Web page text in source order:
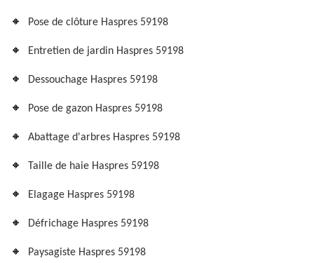
Pose de clôture Haspres 59198
Entretien de jardin Haspres 59198
Dessouchage Haspres 59198
Pose de gazon Haspres 59198
Abattage d'arbres Haspres 59198
Taille de haie Haspres 59198
Elagage Haspres 59198
Défrichage Haspres 59198
Paysagiste Haspres 59198